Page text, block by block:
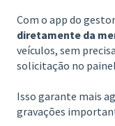
Com o app do
diretamente da
veículos, sem
solicitação no
Isso garante mais
gravações